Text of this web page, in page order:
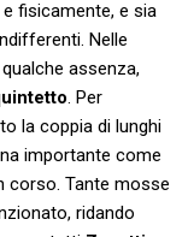
e fisicamente, e sia
Nelle
assenza,
. Per
la coppia di lunghi
importante come
corso. Tante mosse
ridando